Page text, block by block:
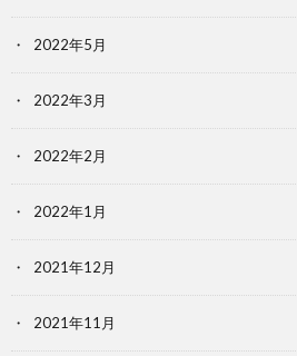
2022年5月
2022年3月
2022年2月
2022年1月
2021年12月
2021年11月